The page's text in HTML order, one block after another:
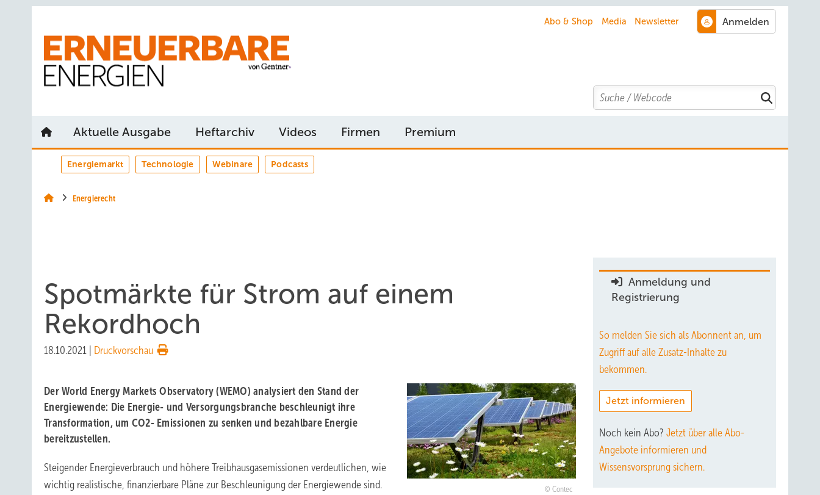
Abo & Shop Media Newsletter
Search
Aktuelle Ausgabe Heftarchiv Videos Firmen Premium
Energiemarkt Technologie Webinare Podcasts
Energierecht
Spotmärkte für Strom auf einem
Rekordhoch
18.10.2021 Druckvorschau
Contec
Der World Energy Markets Observatory (WEMO) analysiert den Stand der
Energiewende: Die Energie- und Versorgungsbranche beschleunigt ihre
Transformation, um CO2- Emissionen zu senken und bezahlbare Energie
bereitzustellen.
Steigender Energieverbrauch und höhere Treibhausgasemissionen verdeutlichen, wie
wichtig realistische, finanzierbare Pläne zur Beschleunigung der Energiewende sind.
Anmeldung und
Registrierung
So melden Sie sich als Abonnent an, um
Zugriff auf alle Zusatz-Inhalte zu
bekommen.
Jetzt informieren
Noch kein Abo? Jetzt über alle Abo-
Angebote informieren und
Wissensvorsprung sichern.